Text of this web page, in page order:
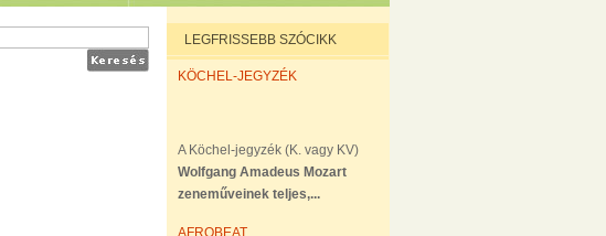
LEGFRISSEBB SZÓCIKK
KÖCHEL-JEGYZÉK
A Köchel-jegyzék (K. vagy KV)
Wolfgang Amadeus Mozart
zeneműveinek teljes,...
AFROBEAT